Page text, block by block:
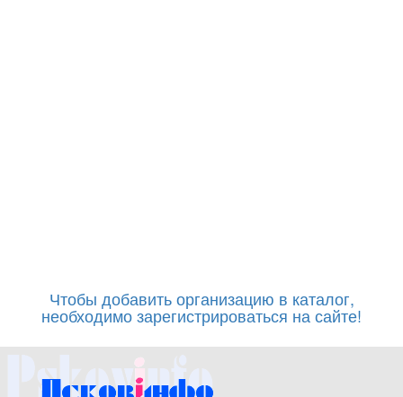
Чтобы добавить организацию в каталог,
необходимо зарегистрироваться на сайте!